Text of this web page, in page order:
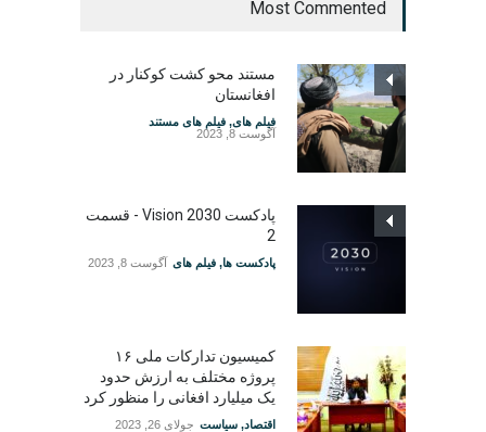
Most Commented
مستند محو کشت کوکنار در
افغانستان
فیلم های, فیلم های مستند
آگوست 8, 2023
پادکست Vision 2030 - قسمت
2
پادکست ها, فیلم های آگوست 8, 2023
کمیسیون تدارکات ملی ۱۶
پروژه مختلف به ارزش حدود
یک میلیارد افغانی را منظور کرد
اقتصاد, سیاست جولای 26, 2023